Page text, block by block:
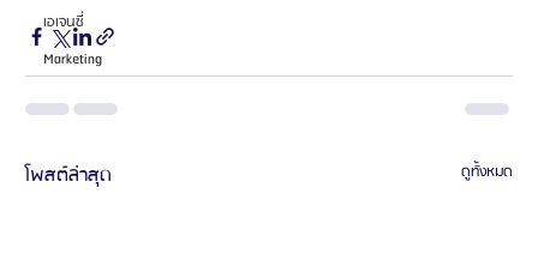
เอเจนซี่
Marketing
โพสต์ล่าสุด ดูทั้งหมด